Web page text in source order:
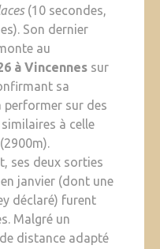
(10 secondes,
Son dernier
au
à Vincennessur
sa
performer sur des
à celle
ses deux sorties
janvier (dont une
déclaré) furent
Malgré un
distance adapté